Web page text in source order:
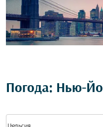
Погода: Нью-